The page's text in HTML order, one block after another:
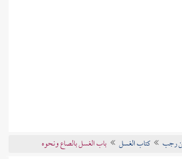
رجب كتاب الغسل باب الغسل بالصاع ونحوه